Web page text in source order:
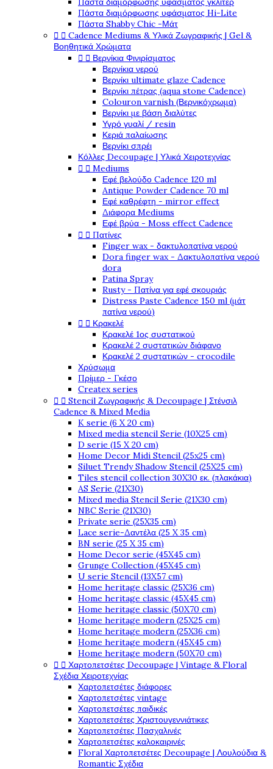
Πάστα διαμόρφωσης υφάσματος Hi-Lite
Πάστα Shabby Chic -Μάτ
  Cadence Mediums & Υλικά Ζωγραφικής | Gel &
Βοηθητικά Χρώματα
  Βερνίκια Φινιρίσματος
Βερνίκια νερού
Βερνίκι ultimate glaze Cadence
Βερνίκι πέτρας (aqua stone Cadence)
Colouron varnish (Βερνικόχρωμα)
Βερνίκι με βάση διαλύτες
Υγρό γυαλί / resin
Κεριά παλαίωσης
Βερνίκι σπρέι
Κόλλες Decoupage | Υλικά Χειροτεχνίας
  Mediums
Εφέ βελούδο Cadence 120 ml
Antique Powder Cadence 70 ml
Εφέ καθρέφτη - mirror effect
Διάφορα Mediums
Εφέ βρύα - Moss effect Cadence
  Πατίνες
Finger wax - δακτυλοπατίνα νερού
Dora finger wax - Δακτυλοπατίνα νερού
dora
Patina Spray
Rusty - Πατίνα για εφέ σκουριάς
Distress Paste Cadence 150 ml (μάτ
πατίνα νερού)
  Κρακελέ
Κρακελέ 1ος συστατικού
Κρακελέ 2 συστατικών διάφανο
Κρακελέ 2 συστατικών - crocodile
Χρύσωμα
Πρίμερ - Γκέσο
Createx series
  Stencil Ζωγραφικής & Decoupage | Στένσιλ
Cadence & Mixed Media
K serie (6 X 20 cm)
Mixed media stencil Serie (10X25 cm)
D serie (15 X 20 cm)
Home Decor Midi Stencil (25x25 cm)
Siluet Trendy Shadow Stencil (25X25 cm)
Tiles stencil collection 30X30 εκ. (πλακάκια)
AS Serie (21X30)
Mixed media Stencil Serie (21X30 cm)
NBC Serie (21X30)
Private serie (25X35 cm)
Lace serie-Δαντέλα (25 X 35 cm)
BN serie (25 X 35 cm)
Home Decor serie (45X45 cm)
Grunge Collection (45X45 cm)
U serie Stencil (13X57 cm)
Home heritage classic (25X36 cm)
Home heritage classic (45X45 cm)
Home heritage classic (50X70 cm)
Home heritage modern (25X25 cm)
Home heritage modern (25X36 cm)
Home heritage modern (45X45 cm)
Home heritage modern (50X70 cm)
  Χαρτοπετσέτες Decoupage | Vintage & Floral
Σχέδια Χειροτεχνίας
Χαρτοπετσέτες διάφορες
Χαρτοπετσέτες vintage
Χαρτοπετσέτες παιδικές
Χαρτοπετσέτες Χριστουγεννιάτικες
Χαρτοπετσέτες Πασχαλινές
Χαρτοπετσέτες καλοκαιρινές
Floral Χαρτοπετσέτες Decoupage | Λουλούδια &
Romantic Σχέδια